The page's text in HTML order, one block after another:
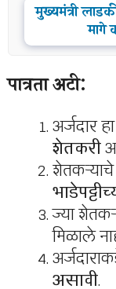
मुख्यमंत्री
मागे
पात्रता अटी:
अर्जदार हा
शेतकरी
शेतकऱ्याचे
ज्या
मिळाले
असावी.